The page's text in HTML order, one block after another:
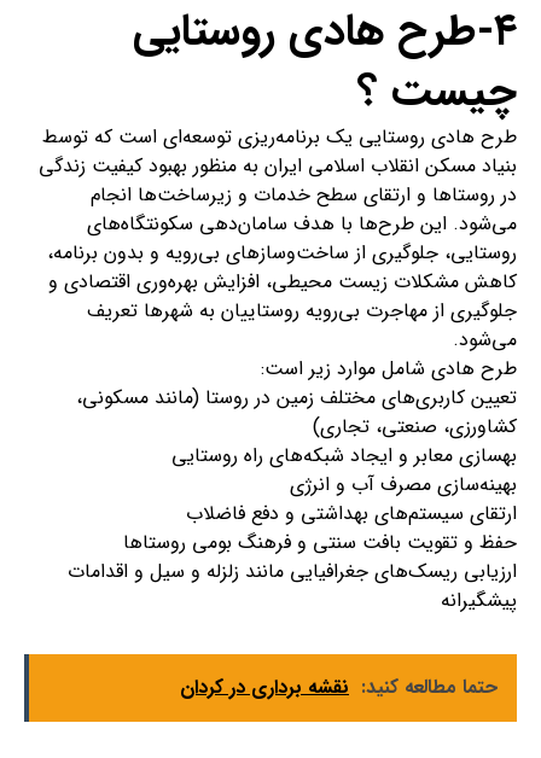
۴-طرح هادی روستایی
چیست ؟
طرح هادی روستایی یک برنامه‌ریزی توسعه‌ای است که توسط
بنیاد مسکن انقلاب اسلامی ایران به منظور بهبود کیفیت زندگی
در روستاها و ارتقای سطح خدمات و زیرساخت‌ها انجام
می‌شود. این طرح‌ها با هدف سامان‌دهی سکونتگاه‌های
روستایی، جلوگیری از ساخت‌وسازهای بی‌رویه و بدون برنامه،
کاهش مشکلات زیست محیطی، افزایش بهره‌وری اقتصادی و
جلوگیری از مهاجرت بی‌رویه روستاییان به شهرها تعریف
می‌شود.
طرح هادی شامل موارد زیر است:
تعیین کاربری‌های مختلف زمین در روستا (مانند مسکونی،
کشاورزی، صنعتی، تجاری)
بهسازی معابر و ایجاد شبکه‌های راه روستایی
بهینه‌سازی مصرف آب و انرژی
ارتقای سیستم‌های بهداشتی و دفع فاضلاب
حفظ و تقویت بافت سنتی و فرهنگ بومی روستاها
ارزیابی ریسک‌های جغرافیایی مانند زلزله و سیل و اقدامات
پیشگیرانه
حتما مطالعه کنید: نقشه برداری در کردان